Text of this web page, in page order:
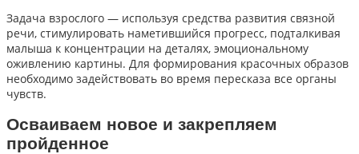
Задача взрослого — используя средства развития связной
речи, стимулировать наметившийся прогресс, подталкивая
малыша к концентрации на деталях, эмоциональному
оживлению картины. Для формирования красочных образов
необходимо задействовать во время пересказа все органы
чувств.
Осваиваем новое и закрепляем
пройденное